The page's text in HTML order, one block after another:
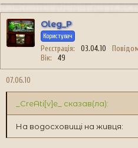
Oleg_P
Користувач
Реєстрація 03.04.10
Вік
49
07.06.10
_CreAti[v]e_ сказав(ла):
На водосховищі на живця: